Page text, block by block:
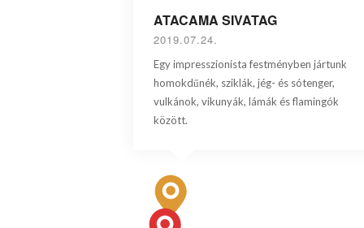
ATACAMA SIVATAG
2019.07.24.
Egy impresszionista festményben jártunk
homokdűnék, sziklák, jég- és sótenger,
vulkánok, vikunyák, lámák és flamingók
között.